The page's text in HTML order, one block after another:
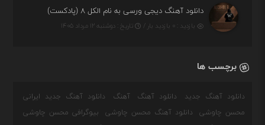
دانلود آهنگ دیجی ورسی به نام الکل ۸ (پادکست)
بازدید : ۰ بازدید بار / تاریخ : دوشنبه ۱۲ مرداد ۱۴۰۵
برچسب ها
دانلود آهنگ جدید دانلود آهنگ آهنگ
دانلود آهنگ جدید ایرانی
محسن چاوشی
دانلود آهنگ محسن چاوشی
بیوگرافی محسن چاوشی